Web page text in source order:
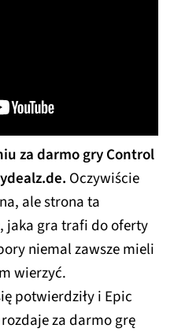
za darmo gry Control
Oczywiście
ale strona ta
jaka gra trafi do oferty
niemal zawsze mieli
wierzyć.
potwierdziły i Epic
za darmo grę